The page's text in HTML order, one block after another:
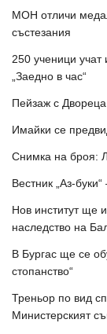
МОН отличи
състезания
250 ученици
„Заедно в час“
Пейзаж с Двореца
Имайки се
Снимка на броя:
Вестник „Аз-
Нов институт ще
наследство на
В Бургас ще се
стопанство“
Треньор по вид
Министерският